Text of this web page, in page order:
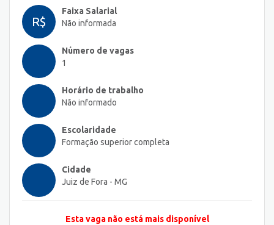
R$
Faixa Salarial
Não informada
Número de vagas
1
Horário de trabalho
Não informado
Escolaridade
Formação superior completa
Cidade
Juiz de Fora - MG
Esta vaga não está mais disponível